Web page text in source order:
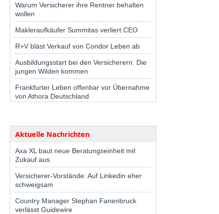
Warum Versicherer ihre Rentner behalten
wollen
Makleraufkäufer Summitas verliert CEO
R+V bläst Verkauf von Condor Leben ab
Ausbildungsstart bei den Versicherern: Die
jungen Wilden kommen
Frankfurter Leben offenbar vor Übernahme
von Athora Deutschland
Aktuelle Nachrichten
Axa XL baut neue Beratungseinheit mit
Zukauf aus
Versicherer-Vorstände: Auf Linkedin eher
schweigsam
Country Manager Stephan Fanenbruck
verlässt Guidewire